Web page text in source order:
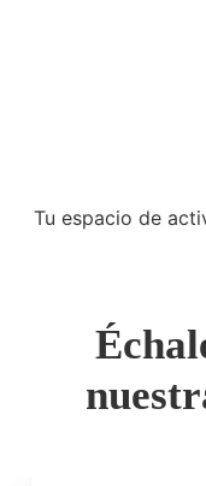
Tu espacio de